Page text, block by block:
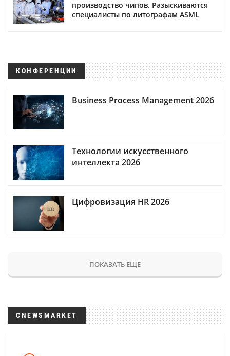
производство чипов. Разыскиваются
специалисты по литографам ASML
КОНФЕРЕНЦИИ
Business Process Management 2026
Технологии искусственного
интеллекта 2026
Цифровизация HR 2026
ПОКАЗАТЬ ЕЩЕ
CNEWSMARKET